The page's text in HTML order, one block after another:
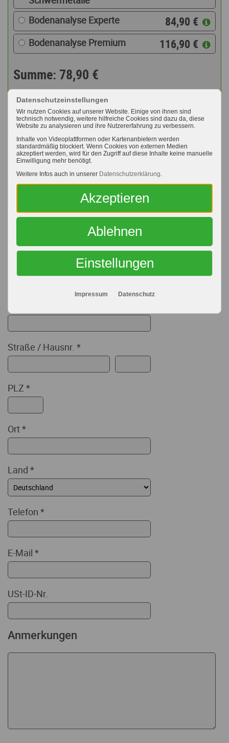
Bodenanalyse Experte
84,90 €
Bodenanalyse Premium 116,90 €
Summe: 78,90 €
weitere Analyse hinzufügen
Gesamt: 78,90 €
Ihre Adresse (Rechnungsempfänger)
Anrede
Divers
Straße / Hausnr. *
PLZ *
Ort*
Land *
Telefon *
E-Mail *
USt-ID-Nr.
Anmerkungen
Datenschutzeinstellungen
Wir nutzen Cookies auf unserer Website. Einige von ihnen sind
technisch notwendig, weitere hilfreiche Cookies sind dazu da, diese
Website zu analysieren und ihre Nutzererfahrung zu verbessern.
Inhalte von Videoplattformen oder Kartenanbietern werden
standardmäßig blockiert. Wenn Cookies von externen Medien
akzeptiert werden, wird für den Zugriff auf diese Inhalte keine manuelle
Einwilligung mehr benötigt.
Weitere Infos auch in unserer Datenschutzerklärung.
Akzeptieren
Ablehnen
Einstellungen
Impressum Datenschutz